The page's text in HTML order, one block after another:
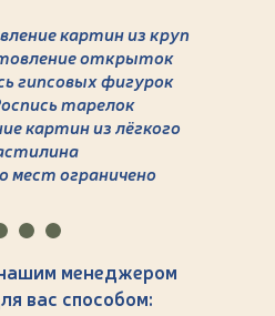
картин из круп
открыток
гипсовых фигурок
тарелок
картин из лёгкого
мест ограничено
менеджером
вас способом: